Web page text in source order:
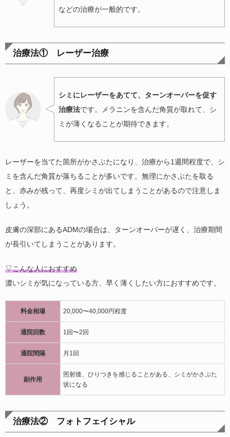
などの治療が一般的です。
治療法① レーザー治療
シミにレーザーをあてて、ターンオーバーを促す
治療法です。メラニンを含んだ角質が取れて、シ
ミが薄くなることが期待できます。
レーザーを当てた箇所がかさぶたになり、治療から1週間程度で、シ
ミを含んだ角質が落ちることが多いです。無理にかさぶたを取る
と、赤みが残って、再度シミが出てしまうことがあるので注意しま
しょう。
皮膚の深部にあるADMの場合は、ターンオーバーが遅く、治療期間
が長引いてしまうことがあります。
▽こんな人におすすめ
濃いシミが気になっている方、早く薄くしたい方におすすめです。
料金相場 20,000〜40,000円程度
通院回数 1回〜2回
通院間隔 月1回
副作用
照射後、ひりつきを感じることがある、シミがかさぶた
状になる
治療法② フォトフェイシャル